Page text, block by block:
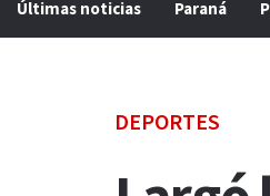
Últimas noticias Paraná
DEPORTES